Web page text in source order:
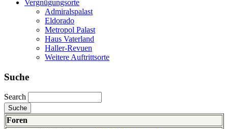
Vergnügungsorte
Admiralspalast
Eldorado
Metropol Palast
Haus Vaterland
Haller-Revuen
Weitere Auftrittsorte
Suche
Search
Foren